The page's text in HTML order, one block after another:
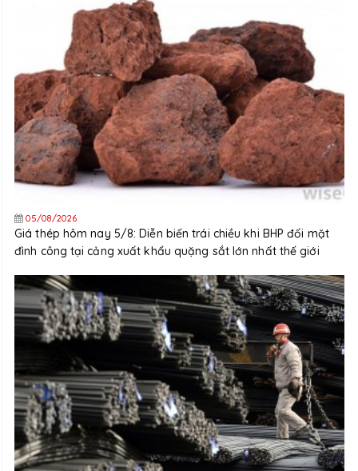
05/08/2026
Giá thép hôm nay 5/8: Diễn biến trái chiều khi BHP đối mặt
đình công tại cảng xuất khẩu quặng sắt lớn nhất thế giới